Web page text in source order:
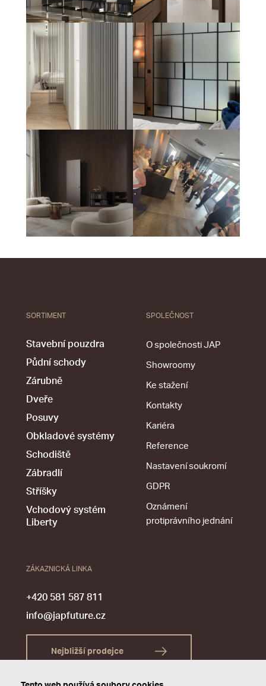
SORTIMENT
Stavební pouzdra
Půdní schody
Zárubně
Dveře
Posuvy
Obkladové systémy
Schodiště
Zábradlí
Stříšky
Vchodový systém
Liberty
SPOLEČNOST
O společnosti JAP
Showroomy
Ke stažení
Kontakty
Kariéra
Reference
Nastavení soukromí
GDPR
Oznámení
protiprávního jednání
ZÁKAZNICKÁ LINKA
+420 581 587 811
info@japfuture.cz
Nejbližší prodejce